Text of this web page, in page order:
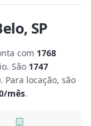
, SP
com 1768
São 1747
. Para locação, são
/mês.